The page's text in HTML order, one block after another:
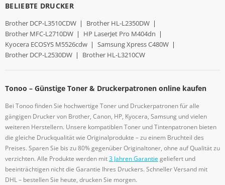
BELIEBTE DRUCKER
Brother DCP-L3510CDW | Brother HL-L2350DW |
Brother MFC-L2710DW | HP LaserJet Pro M404dn |
Kyocera ECOSYS M5526cdw | Samsung Xpress C480W |
Brother DCP-L2530DW | Brother HL-L3210CW
Tonoo – Günstige Toner & Druckerpatronen online kaufen
Bei Tonoo finden Sie hochwertige Toner und Druckerpatronen für alle
gängigen Drucker von Brother, Canon, HP, Kyocera, Samsung und vielen
weiteren Herstellern. Unsere kompatiblen Toner und Tintenpatronen bieten
die gleiche Druckqualität wie Originalprodukte – zu einem Bruchteil des
Preises. Sparen Sie bis zu 80% gegenüber Originaltoner, ohne auf Qualität zu
verzichten. Alle Produkte werden mit3 Jahren Garantiegeliefert und
beeinträchtigen nicht die Garantie Ihres Druckers. Schneller Versand mit
DHL – bestellen Sie heute, drucken Sie morgen.